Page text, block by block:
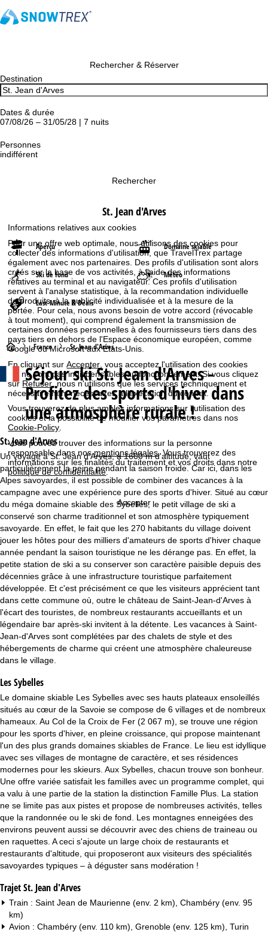
Informations relatives aux cookies
Pour une offre web optimale, nous utilisons des cookies pour
collecter des informations d'utilisation, que TravelTrex partage
également avec nos partenaires. Des profils d'utilisation sont alors
créés sur la base de vos activités, à l'aide des informations
relatives au terminal et au navigateur. Ces profils d'utilisation
servent à l'analyse statistique, à la recommandation individuelle
de produits, à la publicité individualisée et à la mesure de la
portée. Pour cela, nous avons besoin de votre accord (révocable
à tout moment), qui comprend également la transmission de
certaines données personnelles à des fournisseurs tiers dans des
pays tiers en dehors de l'Espace économique européen, comme
Google ou Microsoft aux États-Unis.
En cliquant surAccepter, vous acceptez l'utilisation des cookies
qui ne sont pas indispensables au fonctionnement. Si vous cliquez
sur Refuser, nous n'utilisons que les services techniquement et
nécessairement nécessaires à l'exécution du contrat.
Vous trouverez de plus amples informations sur l'utilisation des
cookies et la possibilité de modifier vos paramètres dans nos
Cookie-Policy
Vous pouvez trouver des informations sur la personne
responsable dans nosmentions légales. Vous trouverez des
informations sur les finalités du traitement et vos droits dans notre
politique de confidentialité.
Accepter
Rechercher & Réserver
Destination
Dates & durée
07/08/26 – 31/05/28 | 7 nuits
Personnes
indifférent
Rechercher
St. Jean d'Arves
Aperçu Domaine skiable
Ski de fond Météo
Last-Minute & Deals
P
a
g
e
d
'
a
c
c
u
e
i
l
France St. Jean d'Arves
Séjour skiSt. Jean d'Arves -
Profitez des sports d'hiver dans
une atmosphère rurale !
St. Jean d'Arves
Un voyage à St. Jean d'Arves, à 1600 m d'altitude, vaut
particulièrement la peine pendant la saison froide. Car ici, dans les
Alpes savoyardes, il est possible de combiner des vacances à la
campagne avec une expérience pure des sports d'hiver. Situé au cœur
du méga domaine skiable des Sybelles, le petit village de ski a
conservé son charme traditionnel et son atmosphère typiquement
savoyarde. En effet, le fait que les 270 habitants du village doivent
jouer les hôtes pour des milliers d'amateurs de sports d'hiver chaque
année pendant la saison touristique ne les dérange pas. En effet, la
petite station de ski a su conserver son caractère paisible depuis des
décennies grâce à une infrastructure touristique parfaitement
développée. Et c'est précisément ce que les visiteurs apprécient tant
dans cette commune où, outre le château de Saint-Jean-d'Arves à
l'écart des touristes, de nombreux restaurants accueillants et un
légendaire bar après-ski invitent à la détente. Les vacances à Saint-
Jean-d'Arves sont complétées par des chalets de style et des
hébergements de charme qui créent une atmosphère chaleureuse
dans le village.
Les Sybelles
Le domaine skiable Les Sybelles avec ses hauts plateaux ensoleillés
situés au cœur de la Savoie se compose de 6 villages et de nombreux
hameaux. Au Col de la Croix de Fer (2 067 m), se trouve une région
pour les sports d'hiver, en pleine croissance, qui propose maintenant
l'un des plus grands domaines skiables de France. Le lieu est idyllique
avec ses villages de montagne de caractère, et ses résidences
modernes pour les skieurs. Aux Sybelles, chacun trouve son bonheur.
Une offre variée satisfait les familles avec un programme complet, qui
a valu à une partie de la station la distinction Famille Plus. La station
ne se limite pas aux pistes et propose de nombreuses activités, telles
que la randonnée ou le ski de fond. Les montagnes enneigées des
environs peuvent aussi se découvrir avec des chiens de traineau ou
en raquettes. A ceci s'ajoute un large choix de restaurants et
restaurants d'altitude, qui proposeront aux visiteurs des spécialités
savoyardes typiques – à déguster sans modération !
Trajet St. Jean d'Arves
Train : Saint Jean de Maurienne (env. 2 km), Chambéry (env. 95
km)
Avion : Chambéry (env. 110 km), Grenoble (env. 125 km), Turin